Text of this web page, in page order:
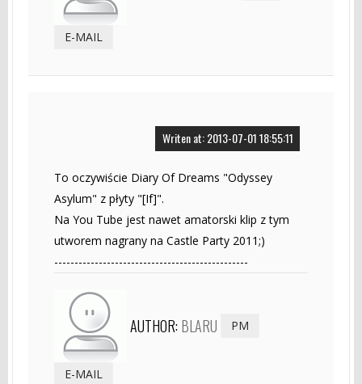
E-MAIL
Writen at: 2013-07-01 18:55:11
To oczywiście Diary Of Dreams "Odyssey
Asylum" z płyty "[If]".
Na You Tube jest nawet amatorski klip z tym
utworem nagrany na Castle Party 2011;)
------------------------------------------------
AUTHOR: BLARU PM
E-MAIL